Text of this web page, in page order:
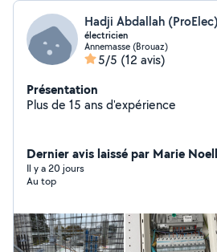
Hadji Abdallah (ProElec)
électricien
Annemasse (Brouaz)
5/5 (12 avis)
Présentation
Plus de 15 ans d'expérience
Dernier avis laissé par Marie
Il y a 20 jours
Au top